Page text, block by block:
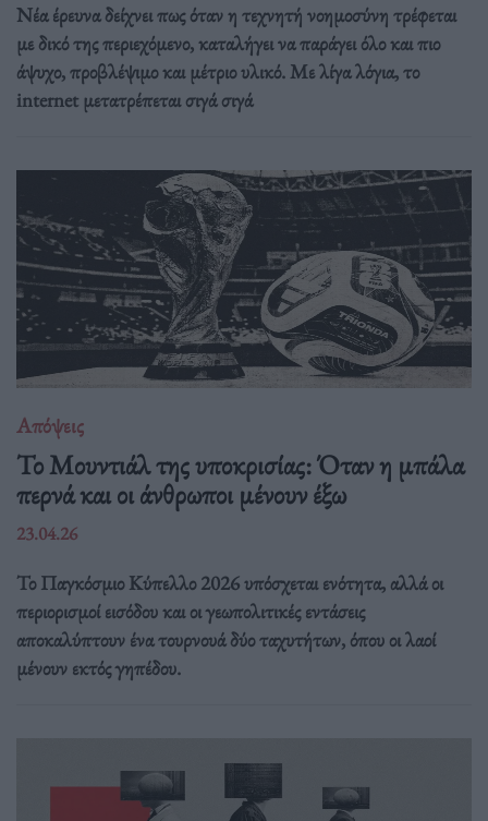
Νέα έρευνα δείχνει πως όταν η τεχνητή νοημοσύνη τρέφεται
με δικό της περιεχόμενο, καταλήγει να παράγει όλο και πιο
άψυχο, προβλέψιμο και μέτριο υλικό. Με λίγα λόγια, το
internet μετατρέπεται σιγά σιγά
Απόψεις
Το Μουντιάλ της υποκρισίας: Όταν η μπάλα
περνά και οι άνθρωποι μένουν έξω
23.04.26
Το Παγκόσμιο Κύπελλο 2026 υπόσχεται ενότητα, αλλά οι
περιορισμοί εισόδου και οι γεωπολιτικές εντάσεις
αποκαλύπτουν ένα τουρνουά δύο ταχυτήτων, όπου οι λαοί
μένουν εκτός γηπέδου.